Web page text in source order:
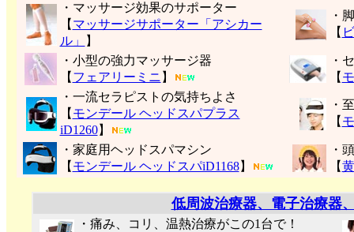
・マッサージ効果のサポーター
【 マッサージサポーター「アシカー
ル」
】
・
【
・小型の強力マッサージ器
【 フェアリーミニ 】
・
【
・一流セラピストの気持ちよさ
【 モンデール ヘッドスパプラス
iD1260】
・
【
・家庭用ヘッドスパマシン
【 モンデール ヘッドスパiD1168】
・
【
低周波治療器、電子治療器
・痛み、コリ、温熱治療がこの1台で！